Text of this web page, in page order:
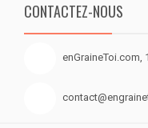
CONTACTEZ-NOUS
enGraineToi.com,